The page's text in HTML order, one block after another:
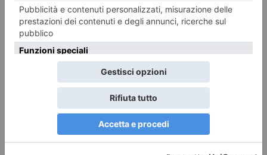
Chi dice Donald dice Danno?